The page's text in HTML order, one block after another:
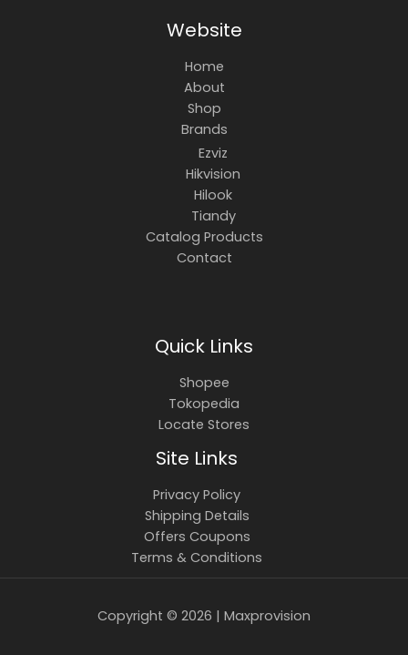
Website
Home
About
Shop
Brands
Ezviz
Hikvision
Hilook
Tiandy
Catalog Products
Contact
Quick Links
Shopee
Tokopedia
Locate Stores
Site Links
Privacy Policy
Shipping Details
Offers Coupons
Terms & Conditions
Copyright © 2026 | Maxprovision